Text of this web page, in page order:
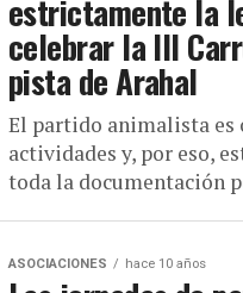
estrictamente la
celebrar la III
pista de Arahal
El partido animalista es
actividades y, por eso,
toda la documentación
ASOCIACIONES hace 10 años